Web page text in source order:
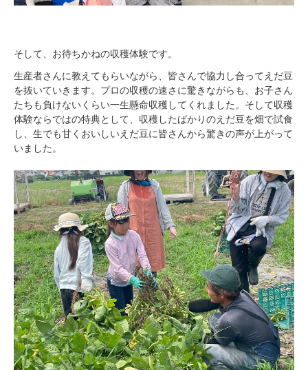
そして、お待ちかねの収穫体験です。
生産者さんに教えてもらいながら、皆さんで協力し合ってえだ豆
を抜いていきます。プロの収穫の速さに驚きながらも、お子さん
たちも負けないくらい一生懸命収穫してくれました。そして収穫
体験ならではの特典として、収穫したばかりのえだ豆を畑で試食
し、生でも甘くおいしいえだ豆に皆さんから驚きの声が上がって
いました。